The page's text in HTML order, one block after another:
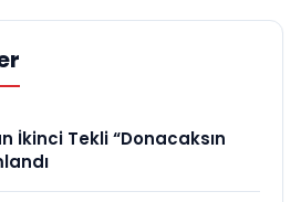
İkinci Tekli “Donacaksın